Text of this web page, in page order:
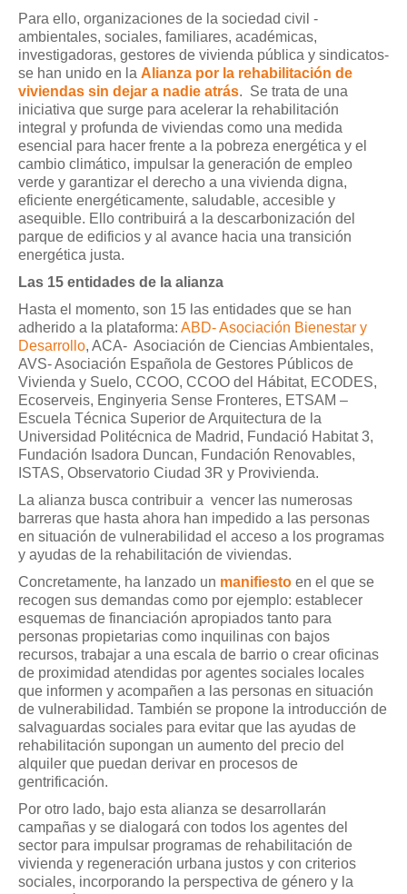
Para ello, organizaciones de la sociedad civil -
ambientales, sociales, familiares, académicas,
investigadoras, gestores de vivienda pública y sindicatos-
se han unido en la Alianza por la rehabilitación de
viviendas sin dejar a nadie atrás. Se trata de una
iniciativa que surge para acelerar la rehabilitación
integral y profunda de viviendas como una medida
esencial para hacer frente a la pobreza energética y el
cambio climático, impulsar la generación de empleo
verde y garantizar el derecho a una vivienda digna,
eficiente energéticamente, saludable, accesible y
asequible. Ello contribuirá a la descarbonización del
parque de edificios y al avance hacia una transición
energética justa.
Las 15 entidades de la alianza
Hasta el momento, son 15 las entidades que se han
adherido a la plataforma: ABD- Asociación Bienestar y
Desarrollo, ACA- Asociación de Ciencias Ambientales,
AVS- Asociación Española de Gestores Públicos de
Vivienda y Suelo, CCOO, CCOO del Hábitat, ECODES,
Ecoserveis, Enginyeria Sense Fronteres, ETSAM –
Escuela Técnica Superior de Arquitectura de la
Universidad Politécnica de Madrid, Fundació Habitat 3,
Fundación Isadora Duncan, Fundación Renovables,
ISTAS, Observatorio Ciudad 3R y Provivienda.
La alianza busca contribuir a vencer las numerosas
barreras que hasta ahora han impedido a las personas
en situación de vulnerabilidad el acceso a los programas
y ayudas de la rehabilitación de viviendas.
Concretamente, ha lanzado un manifiesto en el que se
recogen sus demandas como por ejemplo: establecer
esquemas de financiación apropiados tanto para
personas propietarias como inquilinas con bajos
recursos, trabajar a una escala de barrio o crear oficinas
de proximidad atendidas por agentes sociales locales
que informen y acompañen a las personas en situación
de vulnerabilidad. También se propone la introducción de
salvaguardas sociales para evitar que las ayudas de
rehabilitación supongan un aumento del precio del
alquiler que puedan derivar en procesos de
gentrificación.
Por otro lado, bajo esta alianza se desarrollarán
campañas y se dialogará con todos los agentes del
sector para impulsar programas de rehabilitación de
vivienda y regeneración urbana justos y con criterios
sociales, incorporando la perspectiva de género y la